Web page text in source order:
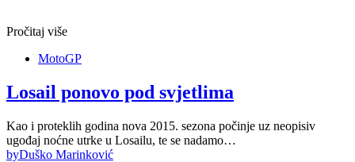
Pročitaj više
MotoGP
Losail ponovo pod svjetlima
Kao i proteklih godina nova 2015. sezona počinje uz neopisiv
ugođaj noćne utrke u Losailu, te se nadamo…
byDuško Marinković